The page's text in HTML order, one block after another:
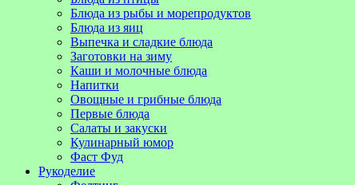
Блюда из рыбы и морепродуктов
Блюда из яиц
Выпечка и сладкие блюда
Заготовки на зиму
Каши и молочные блюда
Напитки
Овощные и грибные блюда
Первые блюда
Салаты и закуски
Кулинарный юмор
Фаст Фуд
Рукоделие